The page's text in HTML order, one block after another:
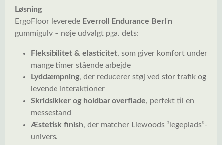
Løsning
ErgoFloor leverede Everroll Endurance Berlin
gummigulv – nøje udvalgt pga. dets:
Fleksibilitet & elasticitet, som giver komfort under
mange timer stående arbejde
Lyddæmpning, der reducerer støj ved stor trafik og
levende interaktioner
Skridsikker og holdbar overflade, perfekt til en
messestand
Æstetisk finish, der matcher Liewoods “legeplads”-
univers.